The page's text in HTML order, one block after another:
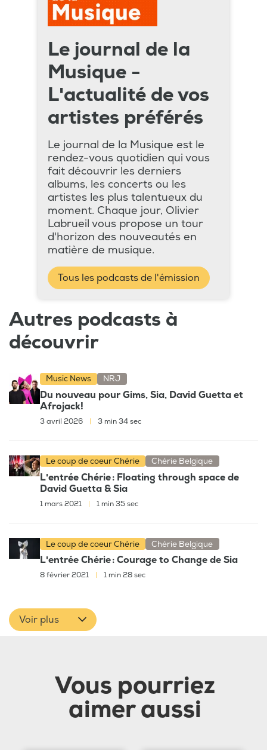
Le journal de la
Musique -
L'actualité de vos
artistes préférés
Le journal de la Musique est le
rendez-vous quotidien qui vous
fait découvrir les derniers
albums, les concerts ou les
artistes les plus talentueux du
moment. Chaque jour, Olivier
Labrueil vous propose un tour
d'horizon des nouveautés en
matière de musique.
Tous les podcasts de l'émission
Autres podcasts à
découvrir
Music News NRJ
Du nouveau pour Gims, Sia, David Guetta et
Afrojack!
3 avril 2026 3 min 34 sec
Le coup de coeur Chérie Chérie Belgique
L'entrée Chérie : Floating through space de
David Guetta & Sia
1 mars 2021 1 min 35 sec
Le coup de coeur Chérie Chérie Belgique
L'entrée Chérie : Courage to Change de Sia
8 février 2021 | 1 min 28 sec
Voir plus
Vous pourriez
aimer aussi